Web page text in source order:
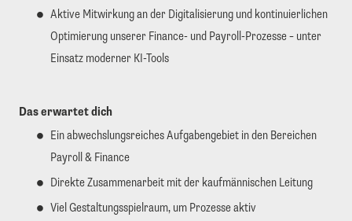
Aktive Mitwirkung an der Digitalisierung und kontinuierlichen
Optimierung unserer Finance- und Payroll-Prozesse – unter
Einsatz moderner KI-Tools
Das erwartet dich
Ein abwechslungsreiches Aufgabengebiet in den Bereichen
Payroll & Finance
Direkte Zusammenarbeit mit der kaufmännischen Leitung
Viel Gestaltungsspielraum, um Prozesse aktiv